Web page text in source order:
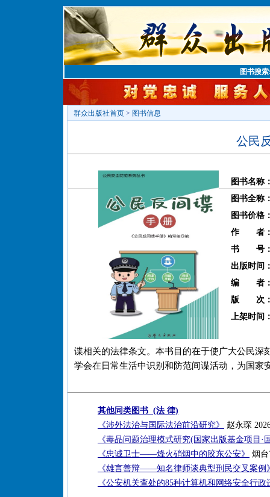
图书搜
群众出版社首页 > 图书信息
公民
图书名称
图书全称
图书价格
作 者
书 号
出版时间
编 者
版 次
上架时间
谍相关的法律条文。本书目的在于使广大公民
学会在日常生活中识别和防范间谍活动，为国家
其他同类图书 (法 律)
《涉外法治与国际法治前沿研究》
赵永琛
《毒品问题治理模式研究(国家出版基金项目
《忠诚卫士——烽火硝烟中的胶东公安》
烟
《雄言善辩——知名律师谈典型刑民交叉案例
《公安机关查处的85种计算机和网络安全行